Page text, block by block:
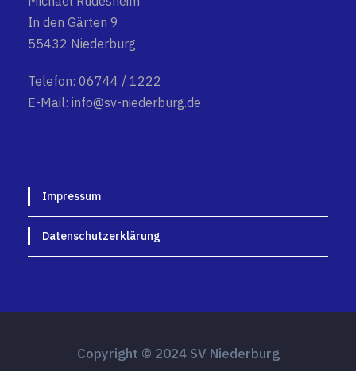
In den Gärten 9
55432 Niederburg
Telefon: 06744 / 1222
E-Mail: info@sv-niederburg.de
Impressum
Datenschutzerklärung
Copyright © 2024 SV Niederburg